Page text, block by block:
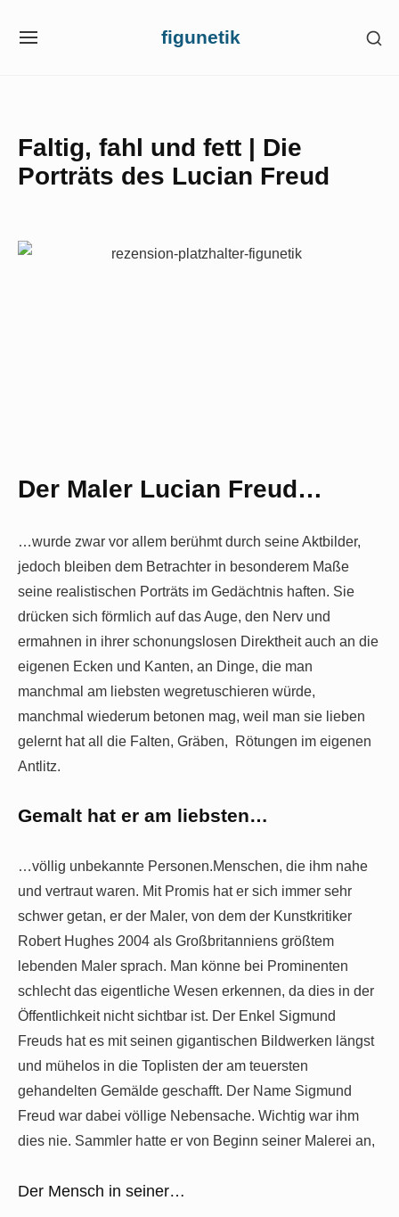
figunetik
SITE
Faltig, fahl und fett | Die
Porträts des Lucian Freud
Der Maler Lucian Freud…
…wurde zwar vor allem berühmt durch seine Aktbilder,
jedoch bleiben dem Betrachter in besonderem Maße
seine realistischen Porträts im Gedächtnis haften. Sie
drücken sich förmlich auf das Auge, den Nerv und
ermahnen in ihrer schonungslosen Direktheit auch an die
eigenen Ecken und Kanten, an Dinge, die man
manchmal am liebsten wegretuschieren würde,
manchmal wiederum betonen mag, weil man sie lieben
gelernt hat all die Falten, Gräben, Rötungen im eigenen
Antlitz.
Gemalt hat er am liebsten…
…völlig unbekannte Personen.Menschen, die ihm nahe
und vertraut waren. Mit Promis hat er sich immer sehr
schwer getan, er der Maler, von dem der Kunstkritiker
Robert Hughes 2004 als Großbritanniens größtem
lebenden Maler sprach. Man könne bei Prominenten
schlecht das eigentliche Wesen erkennen, da dies in der
Öffentlichkeit nicht sichtbar ist. Der Enkel Sigmund
Freuds hat es mit seinen gigantischen Bildwerken längst
und mühelos in die Toplisten der am teuersten
gehandelten Gemälde geschafft. Der Name Sigmund
Freud war dabei völlige Nebensache. Wichtig war ihm
dies nie. Sammler hatte er von Beginn seiner Malerei an,
Der Mensch in seiner…